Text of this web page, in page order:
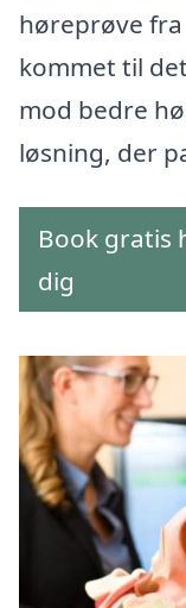
høreprøve
kommet til
mod bedre
løsning, der
Book gratis
dig